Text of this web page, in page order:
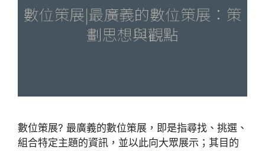
數位策展? 最廣義的數位策展，即是指尋找、挑選、
組合特定主題的資訊，並以此向大眾展示；其目的